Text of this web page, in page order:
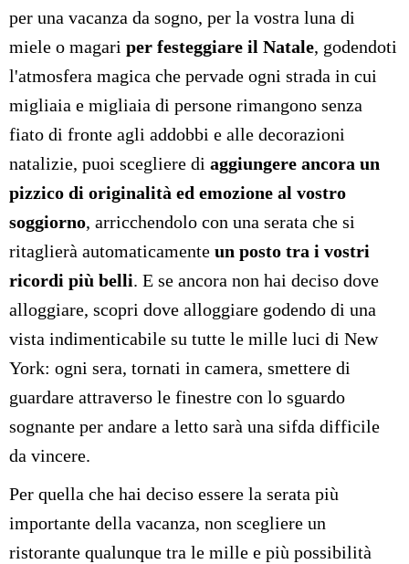
per una vacanza da sogno, per la vostra luna di
miele o magari per festeggiare il Natale, godendoti
l'atmosfera magica che pervade ogni strada in cui
migliaia e migliaia di persone rimangono senza
fiato di fronte agli addobbi e alle decorazioni
natalizie, puoi scegliere di aggiungere ancora un
pizzico di originalità ed emozione al vostro
soggiorno, arricchendolo con una serata che si
ritaglierà automaticamente un posto tra i vostri
ricordi più belli. E se ancora non hai deciso dove
alloggiare, scopri dove alloggiare godendo di una
vista indimenticabile su tutte le mille luci di New
York: ogni sera, tornati in camera, smettere di
guardare attraverso le finestre con lo sguardo
sognante per andare a letto sarà una sifda difficile
da vincere.
Per quella che hai deciso essere la serata più
importante della vacanza, non scegliere un
ristorante qualunque tra le mille e più possibilità